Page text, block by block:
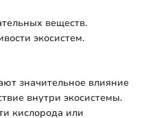
веществ.
экосистем.
значительное влияние
внутри экосистемы.
кислорода или